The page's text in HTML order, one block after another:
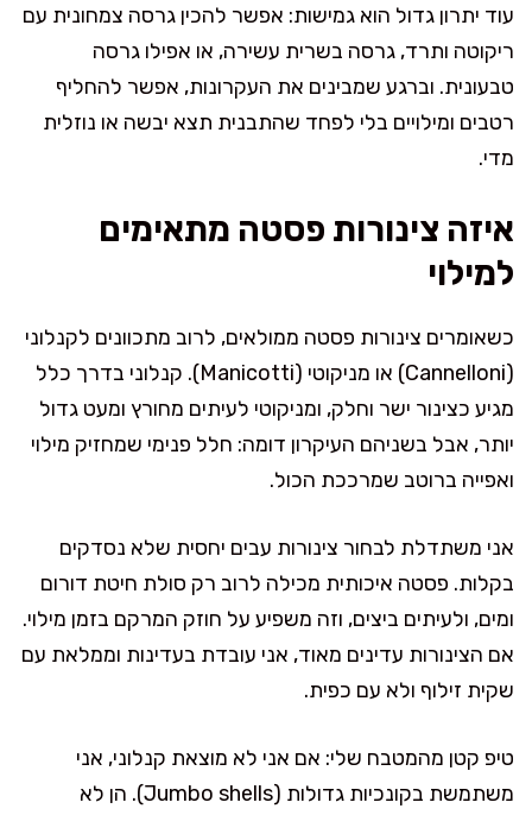
עוד יתרון גדול הוא גמישות: אפשר להכין גרסה צמחונית עם
ריקוטה ותרד, גרסה בשרית עשירה, או אפילו גרסה
טבעונית. וברגע שמבינים את העקרונות, אפשר להחליף
רטבים ומילויים בלי לפחד שהתבנית תצא יבשה או נוזלית
מדי.
איזה צינורות פסטה מתאימים
למילוי
כשאומרים צינורות פסטה ממולאים, לרוב מתכוונים לקנלוני
(Cannelloni) או מניקוטי (Manicotti). קנלוני בדרך כלל
מגיע כצינור ישר וחלק, ומניקוטי לעיתים מחורץ ומעט גדול
יותר, אבל בשניהם העיקרון דומה: חלל פנימי שמחזיק מילוי
ואפייה ברוטב שמרככת הכול.
אני משתדלת לבחור צינורות עבים יחסית שלא נסדקים
בקלות. פסטה איכותית מכילה לרוב רק סולת חיטת דורום
ומים, ולעיתים ביצים, וזה משפיע על חוזק המרקם בזמן מילוי.
אם הצינורות עדינים מאוד, אני עובדת בעדינות וממלאת עם
שקית זילוף ולא עם כפית.
טיפ קטן מהמטבח שלי: אם אני לא מוצאת קנלוני, אני
משתמשת בקונכיות גדולות (Jumbo shells). הן לא